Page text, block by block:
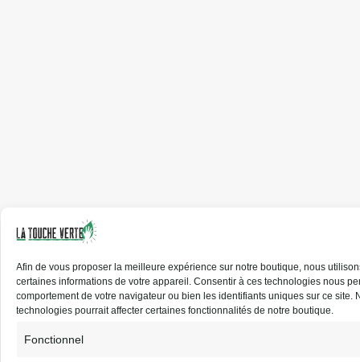
Afin de vous proposer la meilleure expérience sur notre boutique, nous
certaines informations de votre appareil. Consentir à ces technologies nous
comportement de votre navigateur ou bien les identifiants uniques sur ce site.
technologies pourrait affecter certaines fonctionnalités de notre boutique.
Fonctionnel